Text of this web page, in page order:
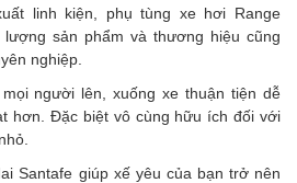
linh kiện, phụ tùng xe hơi Range
sản phẩm và thương hiệu cũng
nghiệp.
người lên, xuống xe thuận tiện dễ
hơn. Đặc biệt vô cùng hữu ích đối với
Santafe giúp xế yêu của bạn trở nên